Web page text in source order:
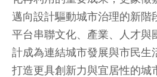
邁向設計驅動城市治理的新階
平台串聯文化、產業、人才與
計成為連結城市發展與市民生
打造更具創新力與宜居性的城